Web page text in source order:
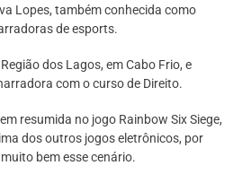
Lopes, também conhecida como
de esports.
dos Lagos, em Cabo Frio, e
com o curso de Direito.
resumida no jogo Rainbow Six Siege,
dos outros jogos eletrônicos, por
bem esse cenário.